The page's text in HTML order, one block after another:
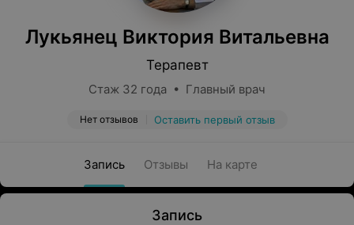
Лукьянец Виктория Витальевна
Терапевт
Стаж 32 года • Главный врач
Нет отзывов Оставить первый отзыв
Запись Отзывы На карте
Запись